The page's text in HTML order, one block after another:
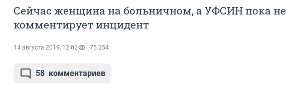
Сейчас женщина на больничном, а УФСИН пока не
комментирует инцидент
14 августа 2019, 12:02 75 254
58 комментариев